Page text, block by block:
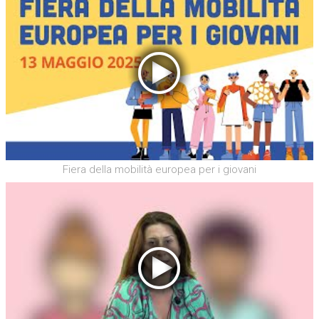
Fiera della mobilità europea per i giovani